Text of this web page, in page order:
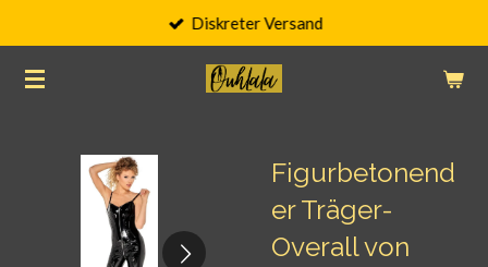
springen
Diskreter Versand
Figurbetonend
er Träger-
Overall von